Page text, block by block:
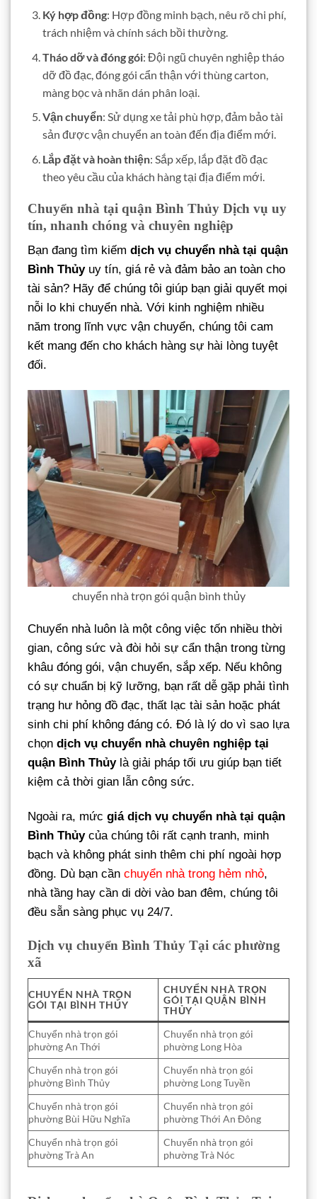
Ký hợp đồng: Hợp đồng minh bạch, nêu rõ chi phí,
trách nhiệm và chính sách bồi thường.
Tháo dỡ và đóng gói: Đội ngũ chuyên nghiệp tháo
dỡ đồ đạc, đóng gói cẩn thận với thùng carton,
màng bọc và nhãn dán phân loại.
Vận chuyển: Sử dụng xe tải phù hợp, đảm bảo tài
sản được vận chuyển an toàn đến địa điểm mới.
Lắp đặt và hoàn thiện: Sắp xếp, lắp đặt đồ đạc
theo yêu cầu của khách hàng tại địa điểm mới.
Chuyển nhà tại quận Bình Thủy Dịch vụ uy
tín, nhanh chóng và chuyên nghiệp
Bạn đang tìm kiếm dịch vụ chuyển nhà tại quận
Bình Thủyuy tín, giá rẻ và đảm bảo an toàn cho
tài sản? Hãy để chúng tôi giúp bạn giải quyết mọi
nỗi lo khi chuyển nhà. Với kinh nghiệm nhiều
năm trong lĩnh vực vận chuyển, chúng tôi cam
kết mang đến cho khách hàng sự hài lòng tuyệt
đối.
chuyển nhà trọn gói quận bình thủy
Chuyển nhà luôn là một công việc tốn nhiều thời
gian, công sức và đòi hỏi sự cẩn thận trong từng
khâu đóng gói, vận chuyển, sắp xếp. Nếu không
có sự chuẩn bị kỹ lưỡng, bạn rất dễ gặp phải tình
trạng hư hỏng đồ đạc, thất lạc tài sản hoặc phát
sinh chi phí không đáng có. Đó là lý do vì sao lựa
chọn dịch vụ chuyển nhà chuyên nghiệp tại
quận Bình Thủylà giải pháp tối ưu giúp bạn tiết
kiệm cả thời gian lẫn công sức.
Ngoài ra, mức giá dịch vụ chuyển nhà tại quận
Bình Thủycủa chúng tôi rất cạnh tranh, minh
bạch và không phát sinh thêm chi phí ngoài hợp
đồng. Dù bạn cần chuyển nhà trong hẻm nhỏ,
nhà tầng hay cần di dời vào ban đêm, chúng tôi
đều sẵn sàng phục vụ 24/7.
Dịch vụ chuyển Bình Thủy Tại các phường
xã
CHUYỂN NHÀ TRỌN
GÓI TẠI BÌNH THỦY
CHUYỂN NHÀ TRỌN
GÓI TẠI QUẬN BÌNH
THỦY
Chuyển nhà trọn gói
phường An Thới
Chuyển nhà trọn gói
phường Long Hòa
Chuyển nhà trọn gói
phường Bình Thủy
Chuyển nhà trọn gói
phường Long Tuyền
Chuyển nhà trọn gói
phường Bùi Hữu Nghĩa
Chuyển nhà trọn gói
phường Thới An Đông
Chuyển nhà trọn gói
phường Trà An
Chuyển nhà trọn gói
phường Trà Nóc